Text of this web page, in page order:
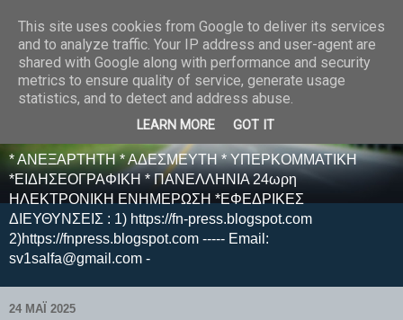
E F E N P R E S S -
ΗΛΕΚΤΡΟΝΙΚΗ
ΕΦΗΜΕΡΙΔΑ
* ΑΝΕΞΑΡΤΗΤΗ * ΑΔΕΣΜΕΥΤΗ * ΥΠΕΡΚΟΜΜΑΤΙΚΗ
*ΕΙΔΗΣΕΟΓΡΑΦΙΚΗ * ΠΑΝΕΛΛΗΝΙΑ 24ωρη
ΗΛΕΚΤΡΟΝΙΚΗ ΕΝΗΜΕΡΩΣΗ *ΕΦΕΔΡΙΚΕΣ
ΔΙΕΥΘΥΝΣΕΙΣ : 1) https://fn-press.blogspot.com
2)https://fnpress.blogspot.com ----- Email:
sv1salfa@gmail.com -
24 ΜΑΪ́ 2025
This site uses cookies from Google to deliver its services
and to analyze traffic. Your IP address and user-agent are
shared with Google along with performance and security
metrics to ensure quality of service, generate usage
statistics, and to detect and address abuse.
LEARN MORE GOT IT